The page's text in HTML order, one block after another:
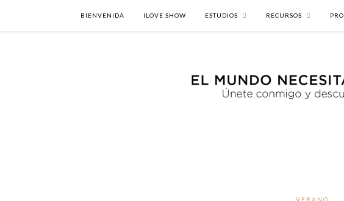
BIENVENIDA ILOVE SHOW ESTUDIOS RECURSOS
VERANO